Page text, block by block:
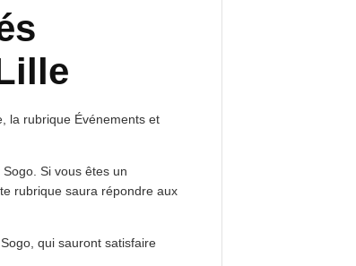
la rubrique Événements et
Si vous êtes un
rubrique saura répondre aux
qui sauront satisfaire